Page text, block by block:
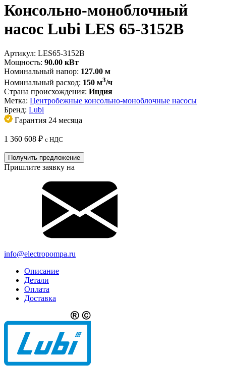
Консольно-моноблочный
насос Lubi LES 65-3152B
Артикул: LES65-3152B
Мощность: 90.00 кВт
Номинальный напор: 127.00 м
Номинальный расход: 150 м3/ч
Страна происхождения: Индия
Метка: Центробежные консольно-моноблочные насосы
Бренд: Lubi
Гарантия 24 месяца
1 360 608 ₽ с НДС
Получить предложение
Пришлите заявку на
info@electropompa.ru
Описание
Детали
Оплата
Доставка